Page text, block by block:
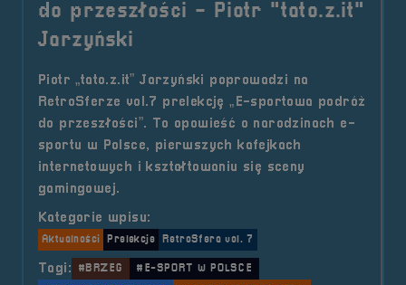
do przeszłości - Piotr "tato.z.it"
Jarzyński
Piotr „tato.z.it” Jarzyński poprowadzi na
RetroSferze vol.7 prelekcję „E-sportowa podróż
do przeszłości”. To opowieść o narodzinach e-
sportu w Polsce, pierwszych kafejkach
internetowych i kształtowaniu się sceny
gamingowej.
Kategorie wpisu:
Aktualności Prelekcje RetroSfera vol. 7
Tagi: #BRZEG
#E-SPORT W POLSCE